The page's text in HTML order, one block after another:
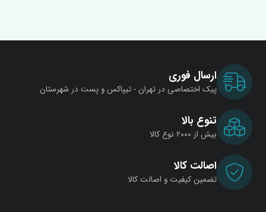
ارسال فوری
پیک اختصاصی در تهران - تیپاکس و پست در شهرستان
تنوع بالا
بیش از ۲۰۰۰ نوع کالا
اصالت کالا
تضمین کیفیت و اصالت کالا